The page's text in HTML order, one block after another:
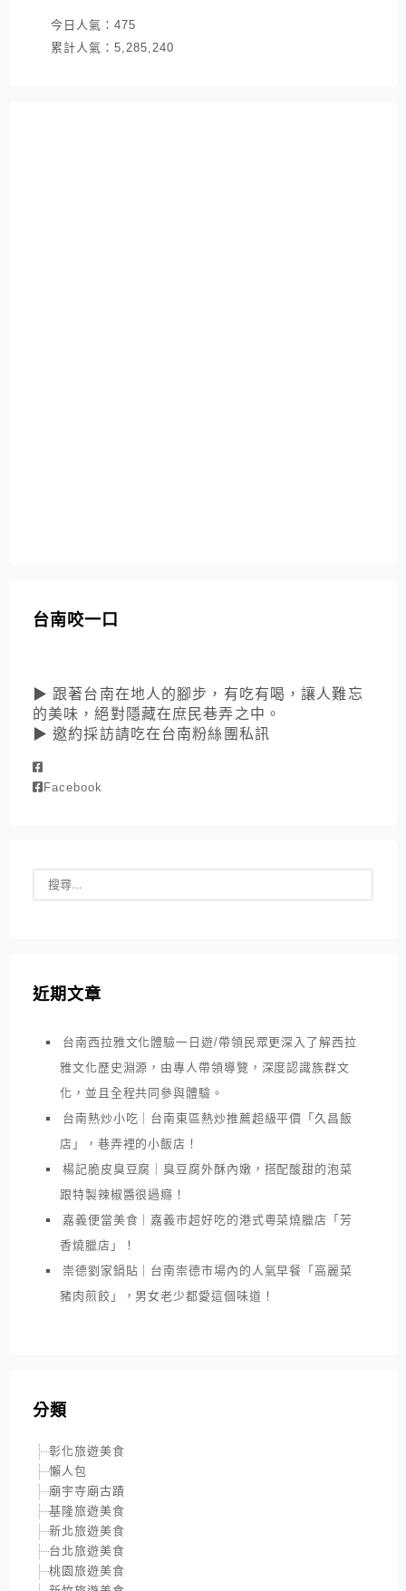
今日人氣： 475
累計人氣： 5,285,240
台南咬一口
▶ 跟著台南在地人的腳步，有吃有喝，讓人難忘
的美味，絕對隱藏在庶民巷弄之中。
▶ 邀約採訪請吃在台南粉絲團私訊
Facebook
近期文章
台南西拉雅文化體驗一日遊/帶領民眾更深入了解西拉
雅文化歷史淵源，由專人帶領導覽，深度認識族群文
化，並且全程共同參與體驗。
台南熱炒小吃｜台南東區熱炒推薦超級平價「久昌飯
店」，巷弄裡的小飯店！
楊記脆皮臭豆腐｜臭豆腐外酥內嫩，搭配酸甜的泡菜
跟特製辣椒醬很過癮！
嘉義便當美食｜嘉義市超好吃的港式粵菜燒臘店「芳
香燒臘店」！
崇德劉家鍋貼｜台南崇德市場內的人氣早餐「高麗菜
豬肉煎餃」，男女老少都愛這個味道！
分類
彰化旅遊美食
懶人包
廟宇寺廟古蹟
基隆旅遊美食
新北旅遊美食
台北旅遊美食
桃園旅遊美食